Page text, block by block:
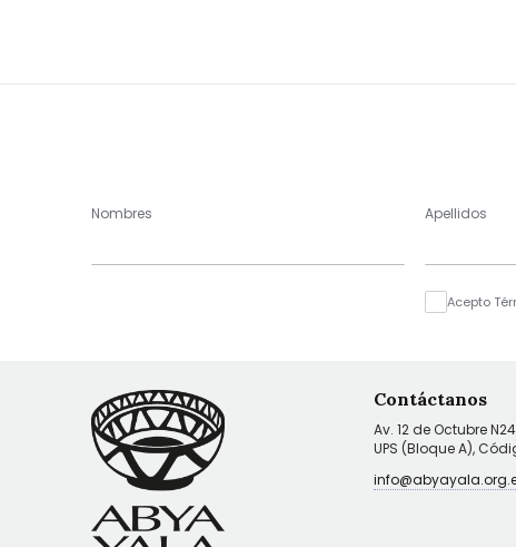
Nombres Apellidos
Acepto
Contáctanos
Av. 12 de Octubre
UPS (Bloque A),